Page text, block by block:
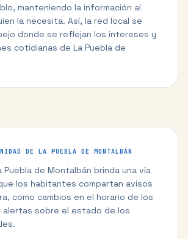
manteniendo la información al
la necesita. Así, la red local se
donde se reflejan los intereses y
cotidianas de La Puebla de
DE LA PUEBLA DE MONTALBÁN
Puebla de Montalbán brinda una vía
los habitantes compartan avisos
como cambios en el horario de los
sobre el estado de los